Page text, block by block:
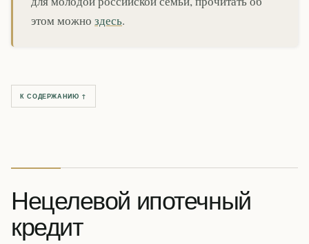
этом можно здесь.
К СОДЕРЖАНИЮ ↑
Нецелевой ипотечный
кредит